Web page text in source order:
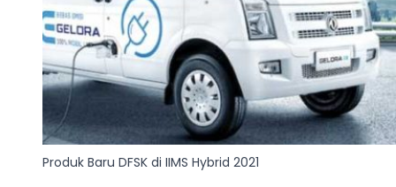
Produk Baru DFSK di IIMS Hybrid 2021